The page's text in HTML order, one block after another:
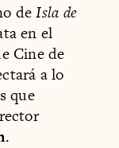
deIsla de
en el
Cine de
a lo
que
.